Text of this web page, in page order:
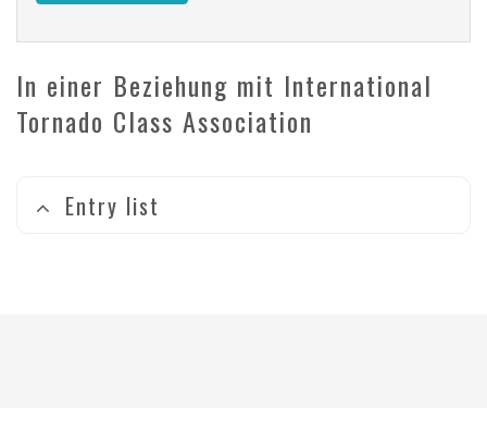
In einer Beziehung mit International
Tornado Class Association
Entry list